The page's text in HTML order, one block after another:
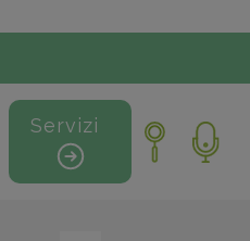
Servizi